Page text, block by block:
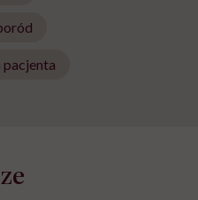
pacjenta